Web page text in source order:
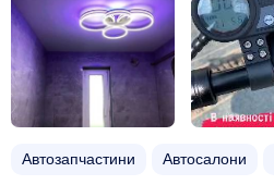
Автозапчастини Автосалони